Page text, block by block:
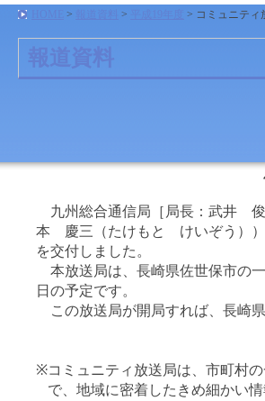
> > > コミュニティ
報道資料
九州総合通信局［局長：武井 俊
本 慶三（たけもと けいぞう））
を交付しました。
本放送局は、長崎県佐世保市の
日の予定です。
この放送局が開局すれば、長崎
※コミュニティ放送局は、市町村
で、地域に密着したきめ細かい